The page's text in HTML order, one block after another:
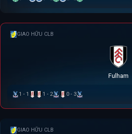
GIAO HỮU CLB
Fulham
1 - 1 1 - 2 0 - 3
GIAO HỮU CLB